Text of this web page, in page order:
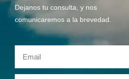
Dejanos tu consulta, y nos
comunicaremos a la brevedad.